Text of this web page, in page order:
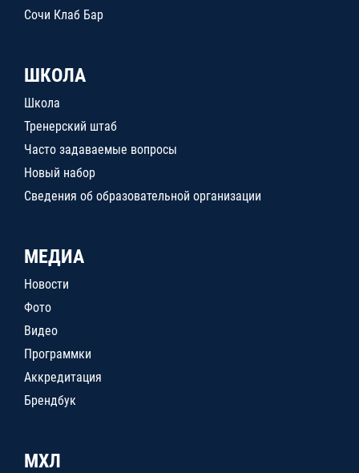
Сочи Клаб Бар
ШКОЛА
Школа
Тренерский штаб
Часто задаваемые вопросы
Новый набор
Сведения об образовательной организации
МЕДИА
Новости
Фото
Видео
Программки
Аккредитация
Брендбук
МХЛ